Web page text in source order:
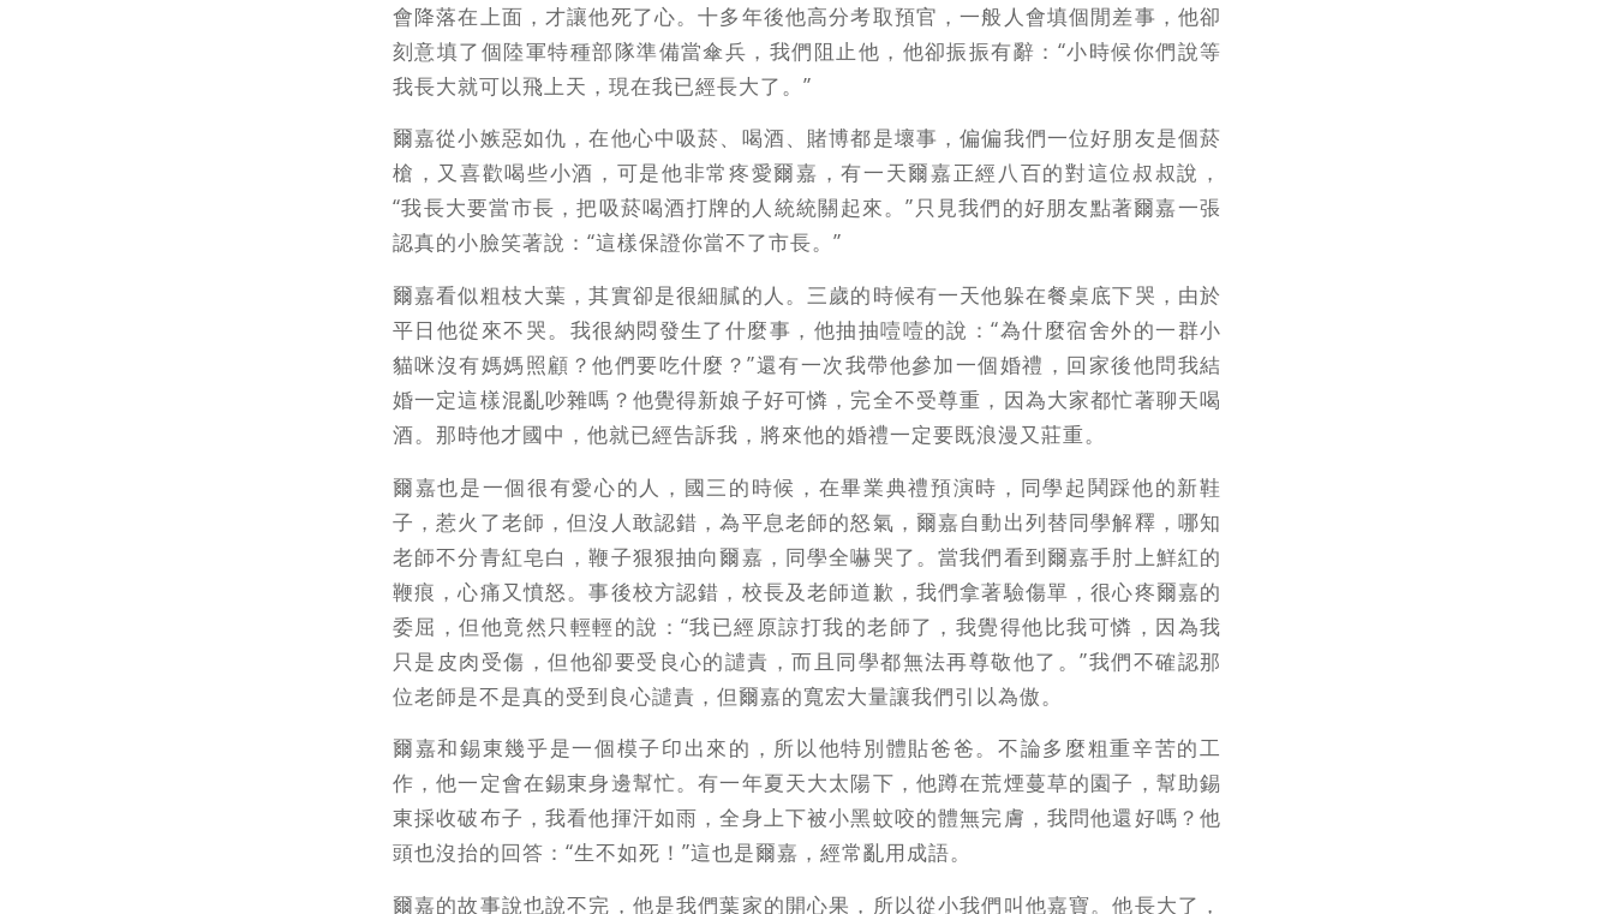
會降落在上面，才讓他死了心。十多年後他高分考取預官，一般人會填個閒差事，他卻
刻意填了個陸軍特種部隊準備當傘兵，我們阻止他，他卻振振有辭：“小時候你們說等
我長大就可以飛上天，現在我已經長大了。”
爾嘉從小嫉惡如仇，在他心中吸菸、喝酒、賭博都是壞事，偏偏我們一位好朋友是個菸
槍，又喜歡喝些小酒，可是他非常疼愛爾嘉，有一天爾嘉正經八百的對這位叔叔說，
“我長大要當市長，把吸菸喝酒打牌的人統統關起來。”只見我們的好朋友點著爾嘉一張
認真的小臉笑著說：“這樣保證你當不了市長。”
爾嘉看似粗枝大葉，其實卻是很細膩的人。三歲的時候有一天他躲在餐桌底下哭，由於
平日他從來不哭。我很納悶發生了什麼事，他抽抽噎噎的說：“為什麼宿舍外的一群小
貓咪沒有媽媽照顧？他們要吃什麼？”還有一次我帶他參加一個婚禮，回家後他問我結
婚一定這樣混亂吵雜嗎？他覺得新娘子好可憐，完全不受尊重，因為大家都忙著聊天喝
酒。那時他才國中，他就已經告訴我，將來他的婚禮一定要既浪漫又莊重。
爾嘉也是一個很有愛心的人，國三的時候，在畢業典禮預演時，同學起鬨踩他的新鞋
子，惹火了老師，但沒人敢認錯，為平息老師的怒氣，爾嘉自動出列替同學解釋，哪知
老師不分青紅皂白，鞭子狠狠抽向爾嘉，同學全嚇哭了。當我們看到爾嘉手肘上鮮紅的
鞭痕，心痛又憤怒。事後校方認錯，校長及老師道歉，我們拿著驗傷單，很心疼爾嘉的
委屈，但他竟然只輕輕的說：“我已經原諒打我的老師了，我覺得他比我可憐，因為我
只是皮肉受傷，但他卻要受良心的譴責，而且同學都無法再尊敬他了。”我們不確認那
位老師是不是真的受到良心譴責，但爾嘉的寬宏大量讓我們引以為傲。
爾嘉和錫東幾乎是一個模子印出來的，所以他特別體貼爸爸。不論多麼粗重辛苦的工
作，他一定會在錫東身邊幫忙。有一年夏天大太陽下，他蹲在荒煙蔓草的園子，幫助錫
東採收破布子，我看他揮汗如雨，全身上下被小黑蚊咬的體無完膚，我問他還好嗎？他
頭也沒抬的回答：“生不如死！”這也是爾嘉，經常亂用成語。
爾嘉的故事說也說不完，他是我們葉家的開心果，所以從小我們叫他嘉寶。他長大了，